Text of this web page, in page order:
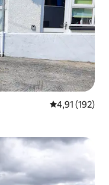
Vidējais
4,91 (192)